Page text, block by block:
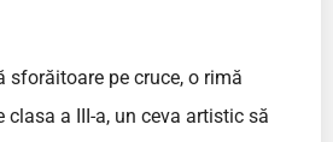
sforăitoare pe cruce, o rimă
clasa a III-a, un ceva artistic să